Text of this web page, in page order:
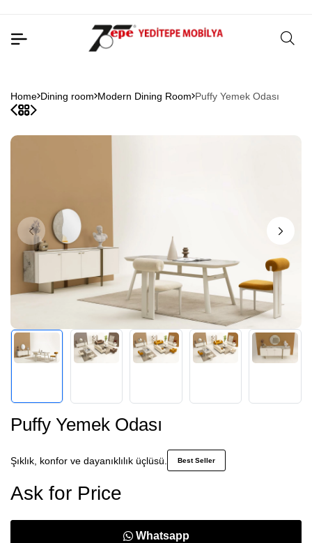
Home Dining room Modern Dining Room Puffy Yemek Odası
Puffy Yemek Odası
Şıklık, konfor ve dayanıklılık üçlüsü. Best Seller
Ask for Price
Whatsapp